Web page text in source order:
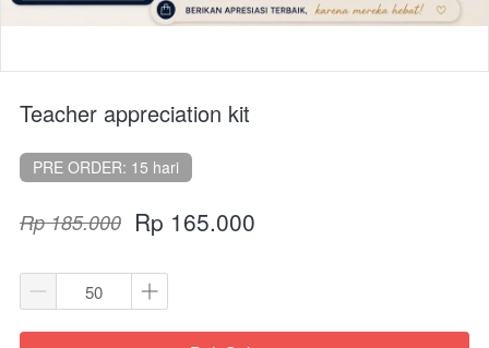
Teacher appreciation kit
PRE ORDER: 15 hari
Rp 185.000 Rp 165.000